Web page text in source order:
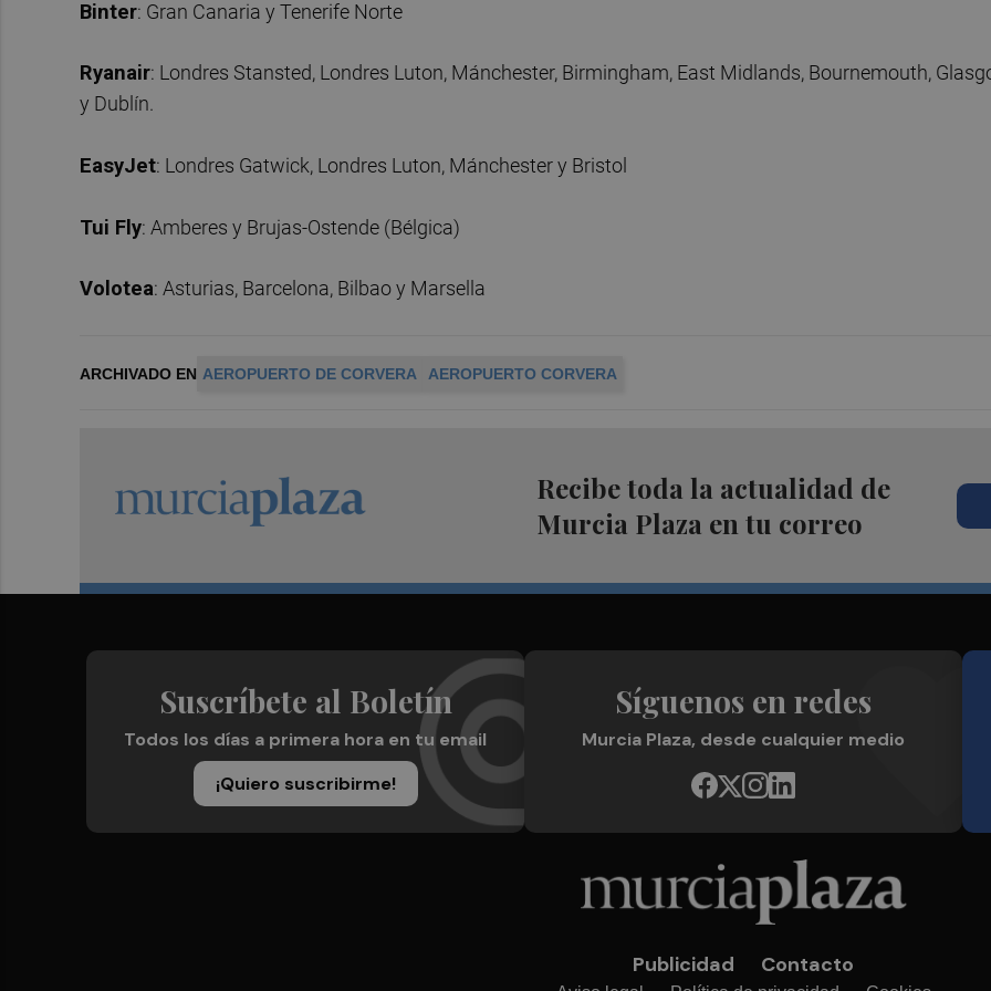
Binter: Gran Canaria y Tenerife Norte
Ryanair: Londres Stansted, Londres Luton, Mánchester, Birmingham, East Midlands, Bournemouth,
y Dublín.
EasyJet: Londres Gatwick, Londres Luton, Mánchester y Bristol
Tui Fly: Amberes y Brujas-Ostende (Bélgica)
Volotea: Asturias, Barcelona, Bilbao y Marsella
ARCHIVADO EN AEROPUERTO DE CORVERA AEROPUERTO CORVERA
Recibe toda la actualidad de
Murcia Plaza en tu correo
Suscríbete al Boletín
Todos los días a primera hora en tu email
¡Quiero suscribirme!
Síguenos en redes
Murcia Plaza, desde cualquier medio
Publicidad Contacto